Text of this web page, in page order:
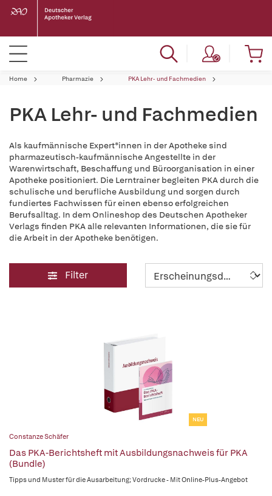
Home Pharmazie PKA Lehr- und Fachmedien
PKA Lehr- und Fachmedien
Als kaufmännische Expert*innen in der Apotheke sind
pharmazeutisch-kaufmännische Angestellte in der
Warenwirtschaft, Beschaffung und Büroorganisation in einer
Apotheke positioniert. Die Lerntrainer begleiten PKA durch die
schulische und berufliche Ausbildung und sorgen durch
fundiertes Fachwissen für einen ebenso erfolgreichen
Berufsalltag. In dem Onlineshop des Deutschen Apotheker
Verlags finden PKA alle relevanten Informationen, die sie für
die Arbeit in der Apotheke benötigen.
Filter
NEU
Constanze Schäfer
Das PKA-Berichtsheft mit Ausbildungsnachweis für PKA
(Bundle)
Tipps und Muster für die Ausarbeitung; Vordrucke - Mit Online-Plus-Angebot